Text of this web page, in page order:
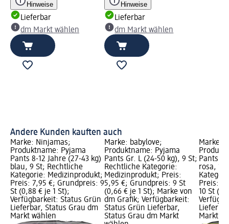
Hinweise
Lieferbar
dm Markt wählen
Hinweise
Lieferbar
dm Markt wählen
Andere Kunden kauften auch
Marke: Ninjamas;
Produktname: Pyjama
Pants 8-12 Jahre (27-43 kg)
blau, 9 St; Rechtliche
Kategorie: Medizinprodukt;
Preis: 7,95 €; Grundpreis: 9
St (0,88 € je 1 St);
Verfügbarkeit: Status Grün
Lieferbar, Status Grau dm
Markt wählen
Marke: babylove;
Produktname: Pyjama
Pants Gr. L (24-50 kg), 9 St;
Rechtliche Kategorie:
Medizinprodukt; Preis:
5,95 €; Grundpreis: 9 St
(0,66 € je 1 St); Marke von
dm Grafik; Verfügbarkeit:
Status Grün Lieferbar,
Status Grau dm Markt
Marke:
Pants 4-
rosa, 10
Preis:
10 St
Markt